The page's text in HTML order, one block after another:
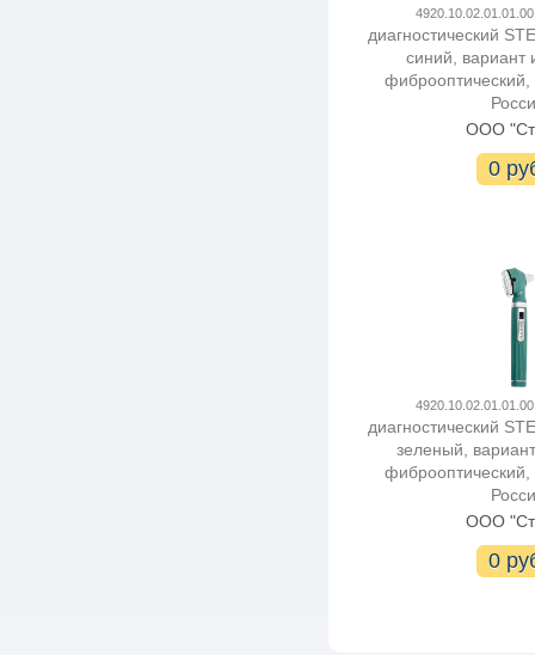
диагностический
синий, вариант
ООО
0
диагностический
зеленый,
ООО
0